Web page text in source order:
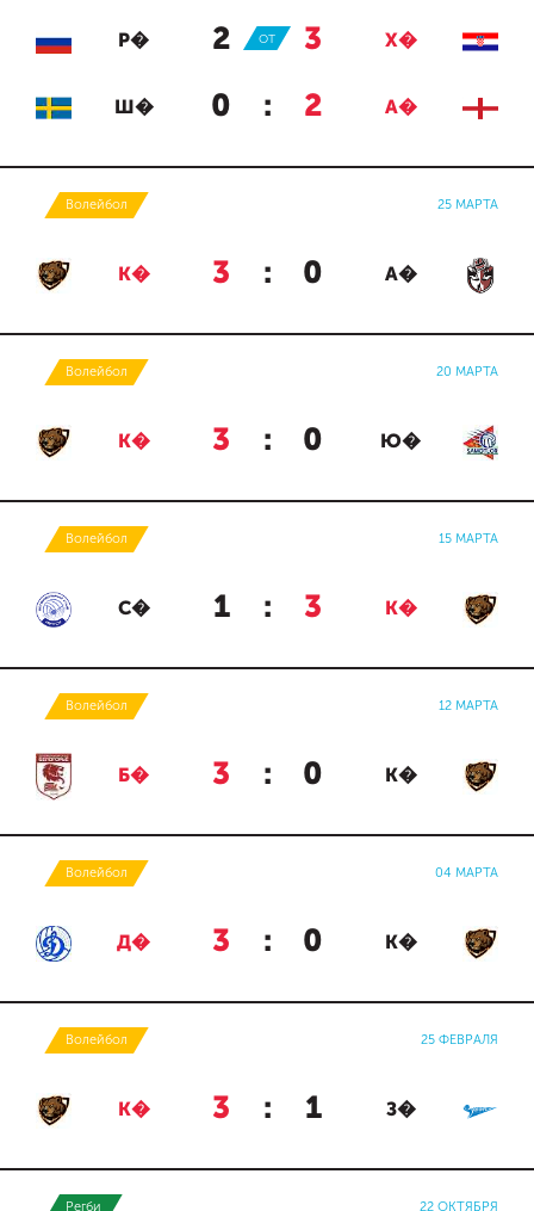
Р� 2 : 3 Х�
ОТ
Ш� 0 : 2 А�
Волейбол 25 МАРТА
К� 3 : 0 А�
Волейбол 20 МАРТА
К� 3 : 0 Ю�
Волейбол 15 МАРТА
С� 1 : 3 К�
Волейбол 12 МАРТА
Б� 3 : 0 К�
Волейбол 04 МАРТА
Д� 3 : 0 К�
Волейбол 25 ФЕВРАЛЯ
К� 3 : 1 З�
Регби 22 ОКТЯБРЯ